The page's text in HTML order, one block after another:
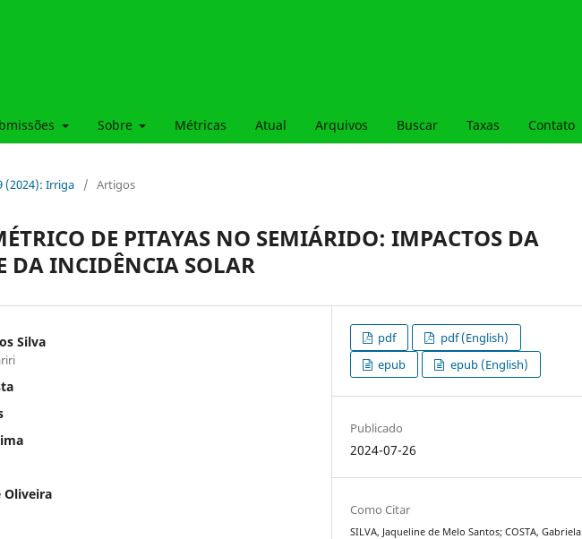
Sobre Métricas Atual Arquivos Buscar Taxas Contato
(2024): Irriga / Artigos
DE PITAYAS NO SEMIÁRIDO: IMPACTOS DA
DA INCIDÊNCIA SOLAR
Silva
Oliveira
pdf
pdf (English)
epub
epub (English)
Publicado
2024-07-26
Como Citar
SILVA, Jaqueline de Melo Santos; COSTA, Gabriela